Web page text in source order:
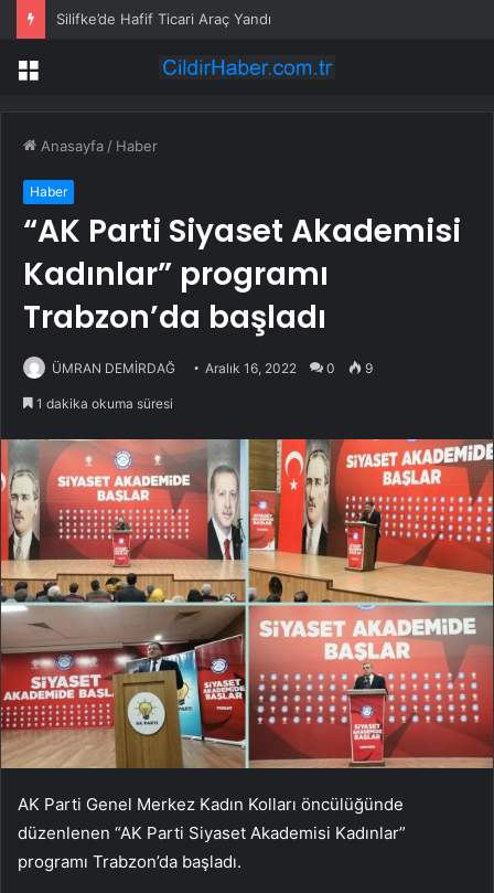
Silifke’de Hafif Ticari Araç Yandı
Menü
Anasayfa / Haber
Haber
“AK Parti Siyaset Akademisi
Kadınlar” programı
Trabzon’da başladı
ÜMRAN DEMİRDAĞ Aralık 16, 2022 0 9
1 dakika okuma süresi
AK Parti Genel Merkez Kadın Kolları öncülüğünde
düzenlenen “AK Parti Siyaset Akademisi Kadınlar”
programı Trabzon’da başladı.